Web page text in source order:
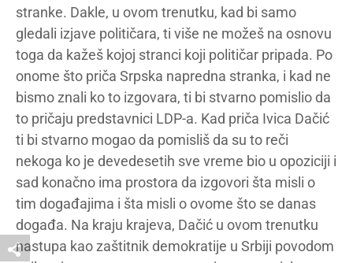
stranke. Dakle, u ovom trenutku, kad bi samo
gledali izjave političara, ti više ne možeš na osnovu
toga da kažeš kojoj stranci koji političar pripada. Po
onome što priča Srpska napredna stranka, i kad ne
bismo znali ko to izgovara, ti bi stvarno pomislio da
to pričaju predstavnici LDP-a. Kad priča Ivica Dačić
ti bi stvarno mogao da pomisliš da su to reči
nekoga ko je devedesetih sve vreme bio u opoziciji i
sad konačno ima prostora da izgovori šta misli o
tim događajima i šta misli o ovome što se danas
događa. Na kraju krajeva, Dačić u ovom trenutku
nastupa kao zaštitnik demokratije u Srbiji povodom